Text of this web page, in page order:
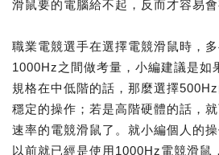
滑鼠要的電腦給不起，反而才容易會
職業電競選手在選擇電競滑鼠時，
1000Hz之間做考量，小編建議是如
規格在中低階的話，那麼選擇
穩定的操作；若是高階硬體的話，
速率的電競滑鼠了。就小編個人的
以前就已經是使用1000Hz電競滑鼠